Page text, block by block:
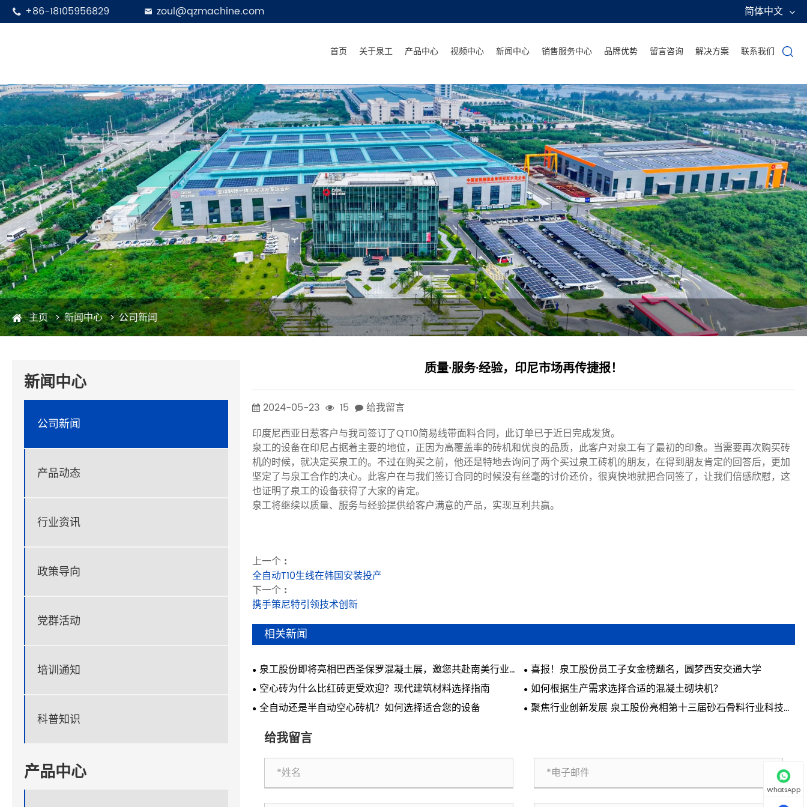
 +86-18105956829  zoul@qzmachine.com 简体中文
首页 关于泉工 产品中心 视频中心 新闻中心 销售服务中心 品牌优势 留言咨询 解决方案 联系我们 
主页 新闻中心 公司新闻
新闻中心
公司新闻
产品动态
行业资讯
政策导向
党群活动
培训通知
科普知识
产品中心
质量·服务·经验，印尼市场再传捷报！
2024-05-23 15
给我留言
印度尼西亚日惹客户与我司签订了QT10简易线带面料合同，此订单已于近日完成发货。
泉工的设备在印尼占据着主要的地位，正因为高覆盖率的砖机和优良的品质，此客户对泉工有了最初的印象。当需要再次购买砖
机的时候，就决定买泉工的。不过在购买之前，他还是特地去询问了两个买过泉工砖机的朋友，在得到朋友肯定的回答后，更加
坚定了与泉工合作的决心。此客户在与我们签订合同的时候没有丝毫的讨价还价，很爽快地就把合同签了，让我们倍感欣慰，这
也证明了泉工的设备获得了大家的肯定。
泉工将继续以质量、服务与经验提供给客户满意的产品，实现互利共赢。
上一个 :
全自动T10生线在韩国安装投产
下一个 :
携手策尼特引领技术创新
相关新闻
泉工股份即将亮相巴西圣保罗混凝土展，邀您共赴南美行业盛
会
喜报！泉工股份员工子女金榜题名，圆梦西安交通大学
空心砖为什么比红砖更受欢迎？现代建筑材料选择指南
如何根据生产需求选择合适的混凝土砌块机？
全自动还是半自动空心砖机？如何选择适合您的设备
聚焦行业创新发展 泉工股份亮相第十三届砂石骨料行业科技创
给我留言
WhatsApp